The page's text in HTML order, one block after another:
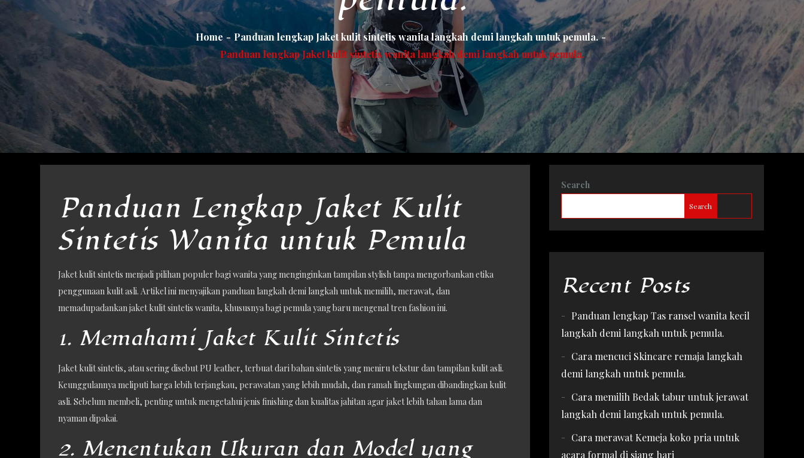
Home
Panduan lengkap Jaket kulit sintetis wanita langkah demi langkah untuk pemula.
Panduan lengkap Jaket kulit sintetis wanita langkah demi langkah untuk pemula.
Panduan Lengkap Jaket Kulit
Sintetis Wanita untuk Pemula
Jaket kulit sintetis menjadi pilihan populer bagi wanita yang menginginkan tampilan stylish tanpa mengorbankan etika
penggunaan kulit asli. Artikel ini menyajikan panduan langkah demi langkah untuk memilih, merawat, dan
memadupadankan jaket kulit sintetis wanita, khususnya bagi pemula yang baru mengenal tren fashion ini.
1. Memahami Jaket Kulit Sintetis
Jaket kulit sintetis, atau sering disebut PU leather, terbuat dari bahan sintetis yang meniru tekstur dan tampilan kulit asli.
Keunggulannya meliputi harga lebih terjangkau, perawatan yang lebih mudah, dan ramah lingkungan dibandingkan kulit
asli. Sebelum membeli, penting untuk mengetahui jenis finishing dan kualitas jahitan agar jaket lebih tahan lama dan
nyaman dipakai.
2. Menentukan Ukuran dan Model yang
Search
Search
Recent Posts
Panduan lengkap Tas ransel wanita kecil
langkah demi langkah untuk pemula.
Cara mencuci Skincare remaja langkah
demi langkah untuk pemula.
Cara memilih Bedak tabur untuk jerawat
langkah demi langkah untuk pemula.
Cara merawat Kemeja koko pria untuk
acara formal di siang hari